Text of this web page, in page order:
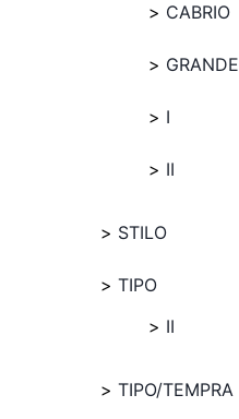
CABRIO
GRANDE
I
II
STILO
TIPO
II
TIPO/TEMPRA